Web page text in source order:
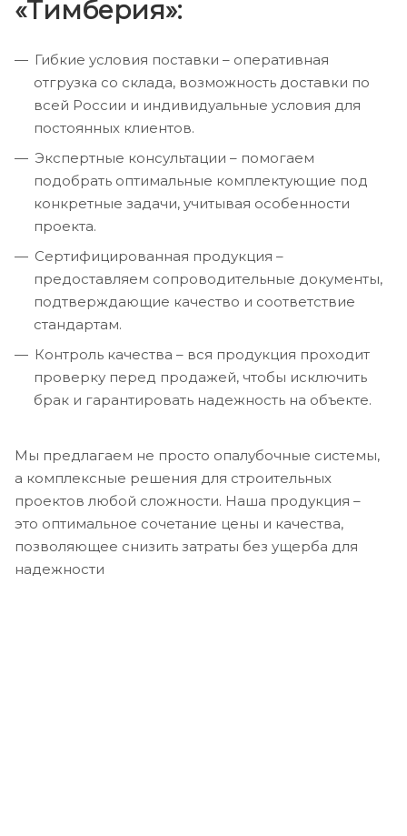
«Тимберия»:
Гибкие условия поставки – оперативная
отгрузка со склада, возможность доставки по
всей России и индивидуальные условия для
постоянных клиентов.
Экспертные консультации – помогаем
подобрать оптимальные комплектующие под
конкретные задачи, учитывая особенности
проекта.
Сертифицированная продукция –
предоставляем сопроводительные документы,
подтверждающие качество и соответствие
стандартам.
Контроль качества – вся продукция проходит
проверку перед продажей, чтобы исключить
брак и гарантировать надежность на объекте.
Мы предлагаем не просто опалубочные системы,
а комплексные решения для строительных
проектов любой сложности. Наша продукция –
это оптимальное сочетание цены и качества,
позволяющее снизить затраты без ущерба для
надежности